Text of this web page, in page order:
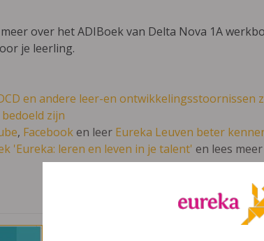
over het ADIBoek van Delta Nova 1A
je leerling.
en andere leer-en ontwikkelingsstoornissen
zijn
, Facebooken leer Eureka Leuven beter
'Eureka: leren en leven in je talent' en lees